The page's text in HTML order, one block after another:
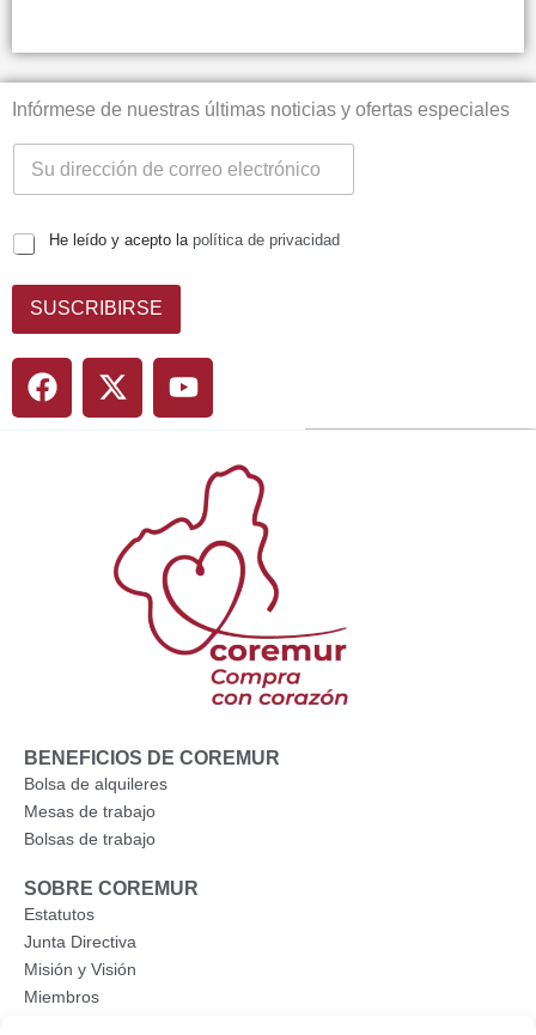
Infórmese de nuestras últimas noticias y ofertas especiales
He leído y acepto la política de privacidad
SUSCRIBIRSE
F
a
X
-
t
e
Y
o
b
e
BENEFICIOS DE COREMUR
Bolsa de alquileres
Mesas de trabajo
Bolsas de trabajo
SOBRE COREMUR
Estatutos
Junta Directiva
Misión y Visión
Miembros